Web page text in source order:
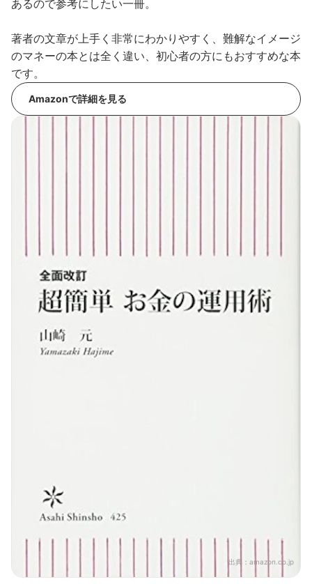
あるので参考にしたい一冊。
著者の文章が上手く非常にわかりやすく、難解なイメージ
のマネーの本とは全く違い、初心者の方にもおすすめな本
です。
Amazonで詳細を見る
出典： amazon.co.jp